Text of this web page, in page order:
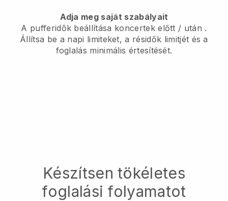
Adja meg saját szabályait
A pufferidők beállítása koncertek előtt / után .
Állítsa be a napi limiteket, a résidők limitjét és a
foglalás minimális értesítését.
Készítsen tökéletes
foglalási folyamatot